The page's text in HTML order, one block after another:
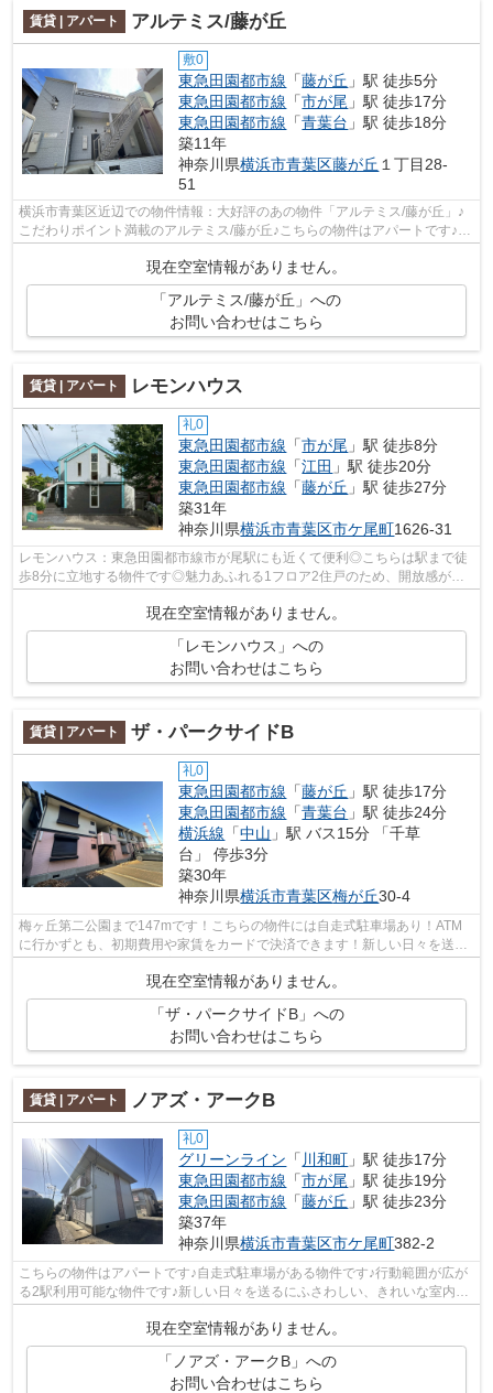
賃貸 | アパート アルテミス/藤が丘
敷0
東急田園都市線 「藤が丘 」駅 徒歩5分
東急田園都市線 「市が尾 」駅 徒歩17分
東急田園都市線 「青葉台 」駅 徒歩18分
築11年
神奈川県横浜市青葉区藤が丘 １丁目28-
51
横浜市青葉区近辺での物件情報：大好評のあの物件「アルテミス/藤が丘」♪
こだわりポイント満載のアルテミス/藤が丘♪こちらの物件はアパートです♪魅
力も多い賃貸物件はいかがでしょうか...
現在空室情報がありません。
「アルテミス/藤が丘」への
お問い合わせはこちら
賃貸 | アパート レモンハウス
礼0
東急田園都市線 「市が尾 」駅 徒歩8分
東急田園都市線 「江田 」駅 徒歩20分
東急田園都市線 「藤が丘 」駅 徒歩27分
築31年
神奈川県横浜市青葉区市ケ尾町1626-31
レモンハウス：東急田園都市線市が尾駅にも近くて便利◎こちらは駅まで徒
歩8分に立地する物件です◎魅力あふれる1フロア2住戸のため、開放感が嬉
現在空室情報がありません。
「レモンハウス」への
お問い合わせはこちら
賃貸 | アパート ザ・パークサイドB
礼0
東急田園都市線 「藤が丘 」駅 徒歩17分
東急田園都市線 「青葉台 」駅 徒歩24分
横浜線 「中山 」駅 バス15分 「千草
台」 停歩3分
築30年
神奈川県横浜市青葉区梅が丘30-4
梅ヶ丘第二公園まで147mです！こちらの物件には自走式駐車場あり！ATM
に行かずとも、初期費用や家賃をカードで決済できます！新しい日々を送る
現在空室情報がありません。
「ザ・パークサイドB」への
お問い合わせはこちら
賃貸 | アパート ノアズ・アークB
礼0
グリーンライン 「 川和町 」駅 徒歩17分
東急田園都市線 「市が尾 」駅 徒歩19分
東急田園都市線 「藤が丘 」駅 徒歩23分
築37年
神奈川県横浜市青葉区市ケ尾町382-2
こちらの物件はアパートです♪自走式駐車場がある物件です♪行動範囲が広が
る2駅利用可能な物件です♪新しい日々を送るにふさわしい、きれいな室内で
す♪アーバン企画開発では横浜市青葉区...
現在空室情報がありません。
「ノアズ・アークB」への
お問い合わせはこちら